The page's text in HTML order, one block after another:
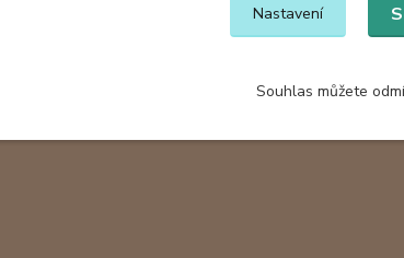
Zboží zařazeno v kategoriích
Nastavení
Souhlas můžete